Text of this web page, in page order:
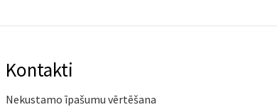
Kontakti
Nekustamo īpašumu vērtēšana